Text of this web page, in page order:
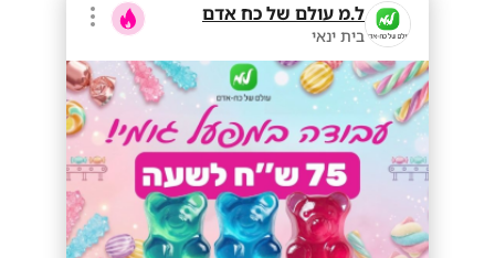
ל.מ עולם של כח אדם
בית ינאי